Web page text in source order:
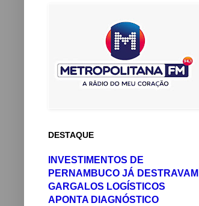
DESTAQUE
INVESTIMENTOS DE
PERNAMBUCO JÁ DESTRAVAM
GARGALOS LOGÍSTICOS
APONTA DIAGNÓSTICO